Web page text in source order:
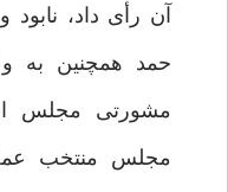
آن رأی داد،
حمد همچنین به
مشورتی مجلس
مجلس منتخب عمل